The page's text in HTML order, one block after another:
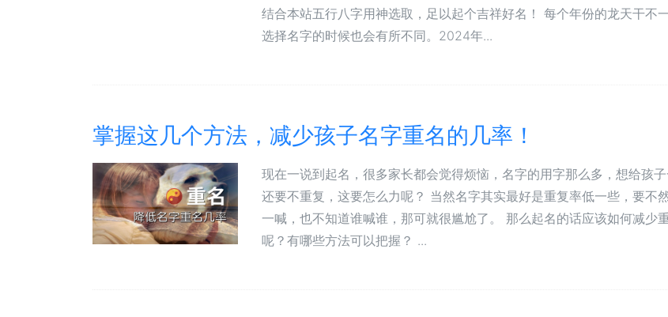
结合本站五行八字用神选取，足以起个吉祥好名！ 每个年份的龙天干不
选择名字的时候也会有所不同。2024年...
掌握这几个方法，减少孩子名字重名的几率！
现在一说到起名，很多家长都会觉得烦恼，名字的用字那么多，想给孩子
还要不重复，这要怎么力呢？ 当然名字其实最好是重复率低一些，要不
一喊，也不知道谁喊谁，那可就很尴尬了。 那么起名的话应该如何减少
呢？有哪些方法可以把握？ ...